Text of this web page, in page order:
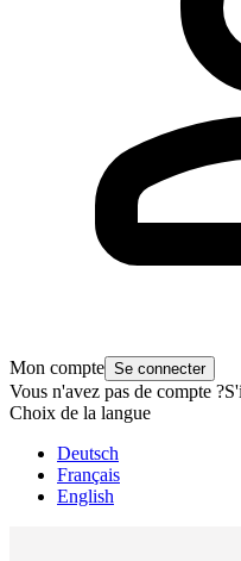
Mon compte Se connecter
Vous n'avez pas de compte ?
Choix de la langue
Deutsch
Français
English